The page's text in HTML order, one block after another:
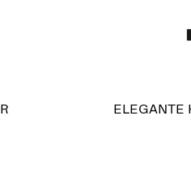
ELEGANTE